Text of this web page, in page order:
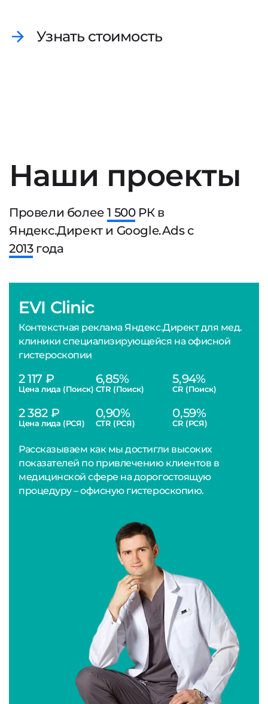
Узнать стоимость
Наши проекты
Провели более1 500РК в
Яндекс.Директ и Google.Ads с
2013года
EVI Clinic
Контекстная реклама Яндекс.Директ для мед.
клиники специализирующейся на офисной
гистероскопии
2 117 ₽
Цена лида (Поиск)
6,85%
CTR (Поиск)
5,94%
CR (Поиск)
2 382 ₽
Цена лида (РСЯ)
0,90%
CTR (РСЯ)
0,59%
CR (РСЯ)
Рассказываем как мы достигли высоких
показателей по привлечению клиентов в
медицинской сфере на дорогостоящую
процедуру – офисную гистероскопию.